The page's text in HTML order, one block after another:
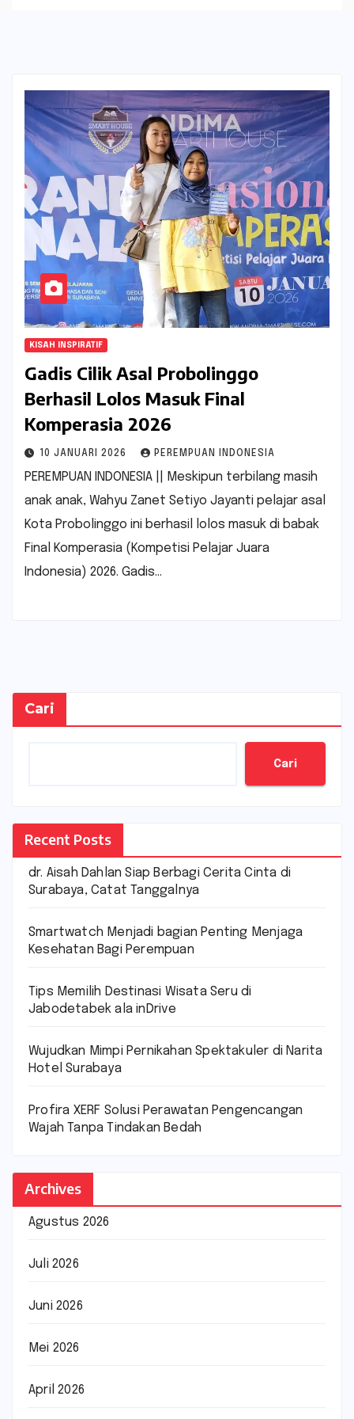
KISAH INSPIRATIF
Gadis Cilik Asal Probolinggo
Berhasil Lolos Masuk Final
Komperasia 2026
10 JANUARI 2026 PEREMPUAN INDONESIA
PEREMPUAN INDONESIA || Meskipun terbilang masih
anak anak, Wahyu Zanet Setiyo Jayanti pelajar asal
Kota Probolinggo ini berhasil lolos masuk di babak
Final Komperasia (Kompetisi Pelajar Juara
Indonesia) 2026. Gadis…
Cari
Cari
Recent Posts
dr. Aisah Dahlan Siap Berbagi Cerita Cinta di
Surabaya, Catat Tanggalnya
Smartwatch Menjadi bagian Penting Menjaga
Kesehatan Bagi Perempuan
Tips Memilih Destinasi Wisata Seru di
Jabodetabek ala inDrive
Wujudkan Mimpi Pernikahan Spektakuler di Narita
Hotel Surabaya
Profira XERF Solusi Perawatan Pengencangan
Wajah Tanpa Tindakan Bedah
Archives
Agustus 2026
Juli 2026
Juni 2026
Mei 2026
April 2026